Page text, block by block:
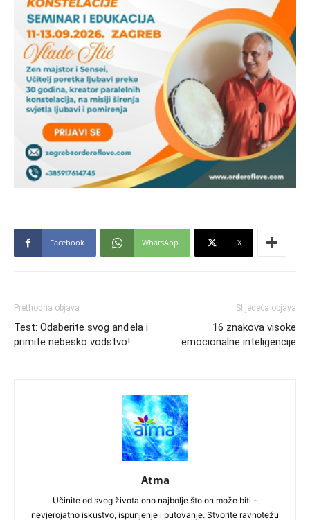
Facebook WhatsApp X
Prethodna objava
Test: Odaberite svog anđela i
primite nebesko vodstvo!
Slijedeća objava
16 znakova visoke
emocionalne inteligencije
Atma
Učinite od svog života ono najbolje što on može biti -
nevjerojatno iskustvo, ispunjenje i putovanje. Stvorite ravnotežu